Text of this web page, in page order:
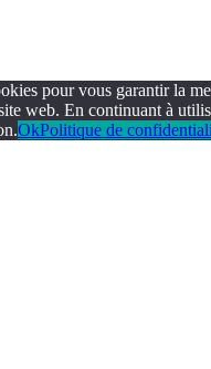
pour vous garantir la
web. En continuant à
OkPolitique de